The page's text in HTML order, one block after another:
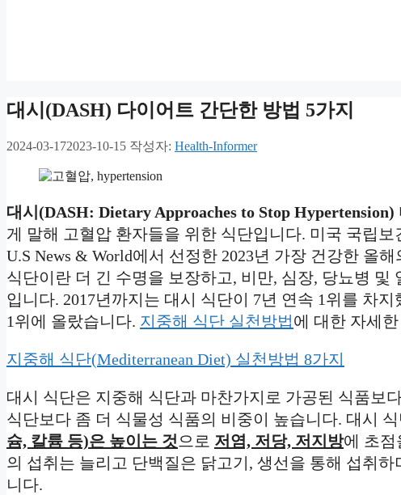
대시(DASH) 다이어트 간단한 방법 5가지
2024-03-172023-10-15 작성자: Health-Informer
대시(DASH: Dietary Approaches to Stop Hypertension)
게 말해 고혈압 환자들을 위한 식단입니다. 미국 국립
U.S News & World에서 선정한 2023년 가장 건강한 올
식단이란 더 긴 수명을 보장하고, 비만, 심장, 당뇨병
입니다. 2017년까지는 대시 식단이 7년 연속 1위를 차
1위에 올랐습니다. 지중해 식단 실천방법에 대한 자세
지중해 식단(Mediterranean Diet) 실천방법 8가지
대시 식단은 지중해 식단과 마찬가지로 가공된 식품보
식단보다 좀 더 식물성 식품의 비중이 높습니다. 대시
슘, 칼륨 등)은 높이는 것으로 저염, 저당, 저지방에 초점
의 섭취는 늘리고 단백질은 닭고기, 생선을 통해 섭취
니다.